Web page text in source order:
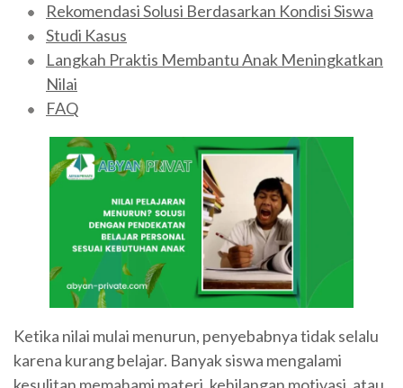
Rekomendasi Solusi Berdasarkan Kondisi Siswa
Studi Kasus
Langkah Praktis Membantu Anak Meningkatkan
Nilai
FAQ
Ketika nilai mulai menurun, penyebabnya tidak selalu
karena kurang belajar. Banyak siswa mengalami